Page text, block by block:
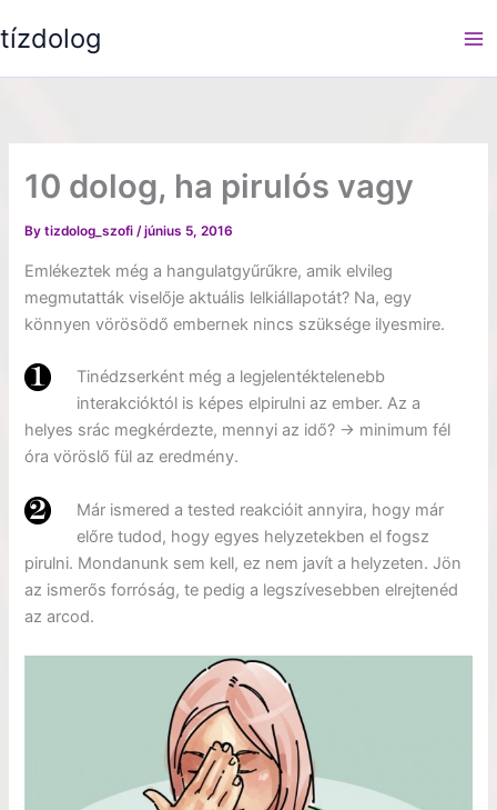
to
tízdolog
10 dolog, ha pirulós vagy
Bytizdolog_szofi/június 5, 2016
Emlékeztek még a hangulatgyűrűkre, amik elvileg
megmutatták viselője aktuális lelkiállapotát? Na, egy
könnyen vörösödő embernek nincs szüksége ilyesmire.
Tinédzserként még a legjelentéktelenebb
interakcióktól is képes elpirulni az ember. Az a
helyes srác megkérdezte, mennyi az idő? -> minimum fél
óra vöröslő fül az eredmény.
Már ismered a tested reakcióit annyira, hogy már
előre tudod, hogy egyes helyzetekben el fogsz
pirulni. Mondanunk sem kell, ez nem javít a helyzeten. Jön
az ismerős forróság, te pedig a legszívesebben elrejtenéd
az arcod.